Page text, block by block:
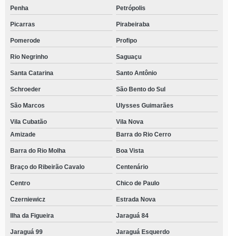
Penha Petrópolis
Picarras Pirabeiraba
Pomerode Profipo
Rio Negrinho Saguaçu
Santa Catarina Santo Antônio
Schroeder São Bento do Sul
São Marcos Ulysses Guimarães
Vila Cubatão
Vila Nova
Amizade
Barra do Rio Cerro
Barra do Rio Molha Boa Vista
Braço do Ribeirão Cavalo Centenário
Centro Chico de Paulo
Czerniewicz Estrada Nova
Ilha da Figueira Jaraguá 84
Jaraguá 99 Jaraguá Esquerdo